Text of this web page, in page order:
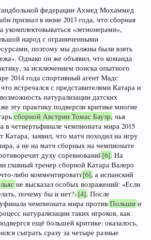
федерации Ахмед Мохаммед
признал в июне 2013 года, что сборная
укомплектовываться «легионерами»,
народ с ограниченными
поэтому мы должны были взять
Однако он же объявил, что команда
за исключением поиска опытного
2014 года спортивный агент Мадс
встречался с представителями Катара и
натурализации датских
эту практику подвергли критике многие
сборной Австрии Томас Бауэр, чья
в четвертьфинале чемпионата мира 2015
Катара, заявил, что матч походил на игру
а не на матч сборных на чемпионате
духу соревнований [6]. На
главный тренер сборной Катара Валеро
либо комментировать[6], а испанский
не высказал особых возражений: «Если
почему бы и нет?» [4]. После
чемпионата мира против Польши и
натурализации таких игроков, как
ещё большей критике: оказалось,
сыграть сразу за четыре разные